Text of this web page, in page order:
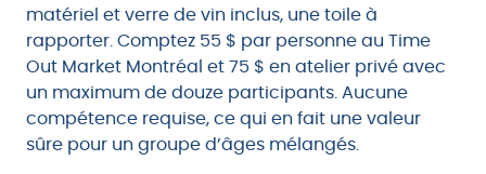
matériel et verre de vin inclus, une toile à
rapporter. Comptez 55 $ par personne au Time
Out Market Montréal et 75 $ en atelier privé avec
un maximum de douze participants. Aucune
compétence requise, ce qui en fait une valeur
sûre pour un groupe d’âges mélangés.